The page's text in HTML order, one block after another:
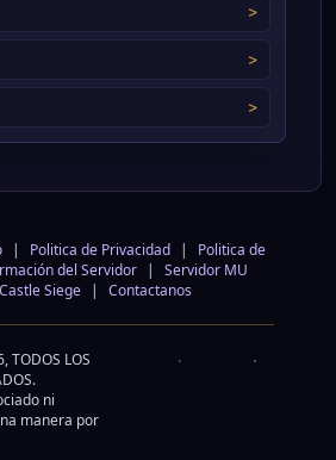
| Politica de Privacidad |
Politica de
del Servidor |
Servidor MU
Castle Siege | Contactanos
TODOS LOS
ni
manera por